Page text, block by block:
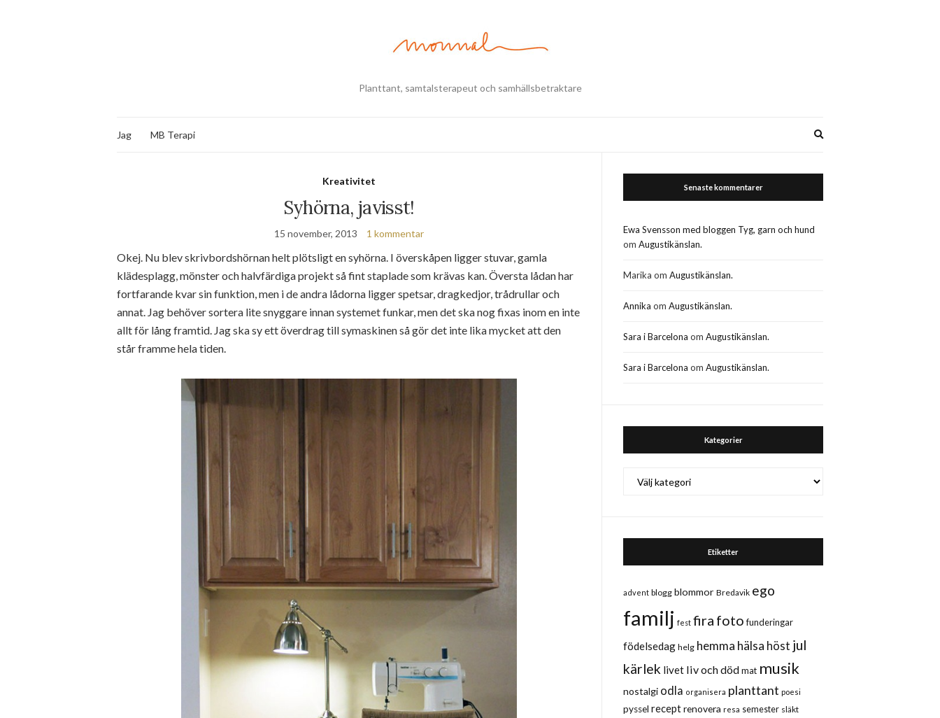
Planttant, samtalsterapeut och samhällsbetraktare
Jag MB Terapi
Kreativitet
Syhörna, javisst!
15 november, 2013 1 kommentar
Okej. Nu blev skrivbordshörnan helt plötsligt en syhörna. I överskåpen ligger stuvar, gamla
klädesplagg, mönster och halvfärdiga projekt så fint staplade som krävas kan. Översta lådan har
fortfarande kvar sin funktion, men i de andra lådorna ligger spetsar, dragkedjor, trådrullar och
annat. Jag behöver sortera lite snyggare innan systemet funkar, men det ska nog fixas inom en inte
allt för lång framtid. Jag ska sy ett överdrag till symaskinen så gör det inte lika mycket att den
står framme hela tiden.
Senaste kommentarer
Ewa Svensson med bloggen Tyg, garn och hund
omAugustikänslan.
Marika omAugustikänslan.
Annika omAugustikänslan.
Sara i Barcelona omAugustikänslan.
Sara i Barcelona omAugustikänslan.
Kategorier
Etiketter
advent blogg blommor Bredavik ego
familj fest fira foto funderingar
födelsedag helg hemma hälsa höst jul
kärlek livet liv och död mat musik
nostalgi odla organisera planttant poesi
pyssel receptrenovera resa semester släkt